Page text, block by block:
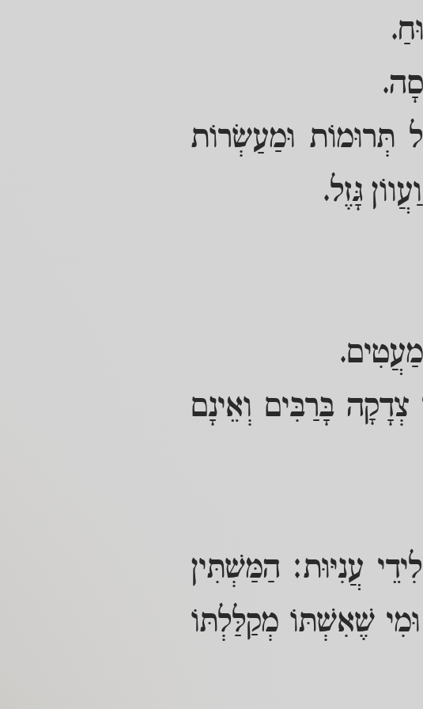
תְּרוּמוֹת וּמַעַשְׂרוֹת
גָּזֶל.
בָּרַבִּים וְאֵינָם
עֲנִיּוּת: הַמַּשְׁתִּין
וּמִי שֶׁאִשְׁתּוֹ מְקַלַּלְתּוֹ